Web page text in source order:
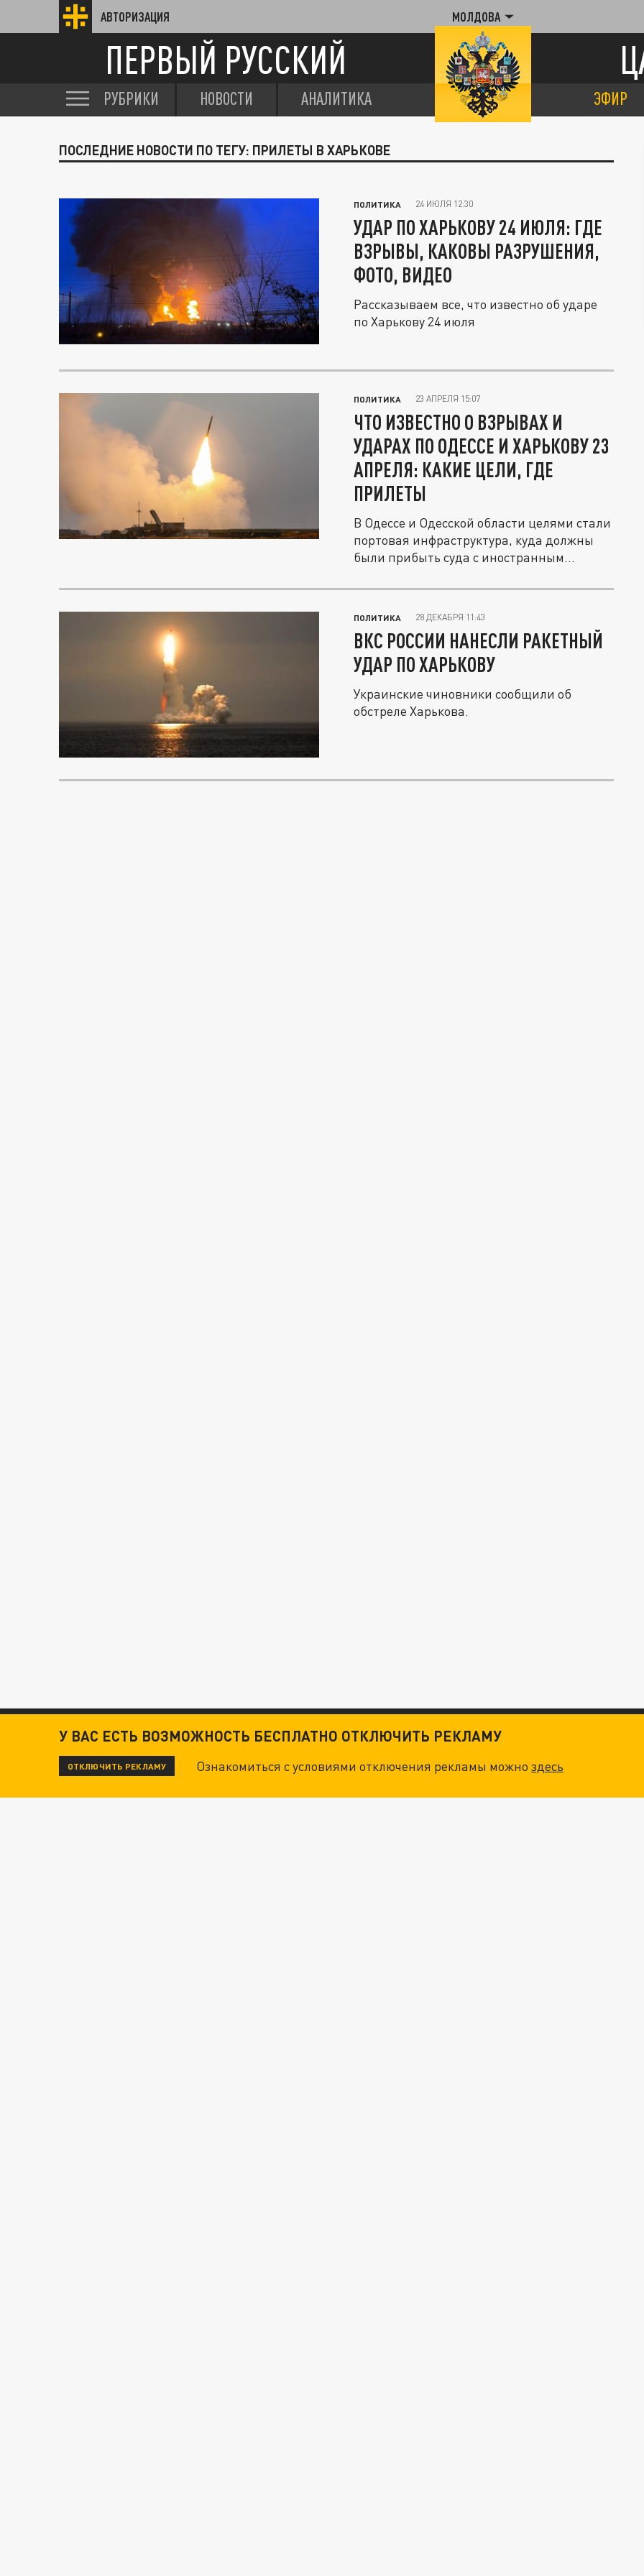
АВТОРИЗАЦИЯ МОЛДОВА
ПЕРВЫЙ РУССКИЙ
РУБРИКИ НОВОСТИ АНАЛИТИКА ЭФИР
ПОСЛЕДНИЕ НОВОСТИ ПО ТЕГУ: ПРИЛЕТЫ В ХАРЬКОВЕ
ПОЛИТИКА 24 ИЮЛЯ 12:30
УДАР ПО ХАРЬКОВУ 24 ИЮЛЯ: ГДЕ
ВЗРЫВЫ, КАКОВЫ РАЗРУШЕНИЯ,
ФОТО, ВИДЕО
Рассказываем все, что известно об ударе
по Харькову 24 июля
ПОЛИТИКА 23 АПРЕЛЯ 15:07
ЧТО ИЗВЕСТНО О ВЗРЫВАХ И
УДАРАХ ПО ОДЕССЕ И ХАРЬКОВУ 23
АПРЕЛЯ: КАКИЕ ЦЕЛИ, ГДЕ
ПРИЛЕТЫ
В Одессе и Одесской области целями стали
портовая инфраструктура, куда должны
были прибыть суда с иностранным...
ПОЛИТИКА 28 ДЕКАБРЯ 11:43
ВКС РОССИИ НАНЕСЛИ РАКЕТНЫЙ
УДАР ПО ХАРЬКОВУ
Украинские чиновники сообщили об
обстреле Харькова.
У ВАС ЕСТЬ ВОЗМОЖНОСТЬ БЕСПЛАТНО ОТКЛЮЧИТЬ РЕКЛАМУ
ОТКЛЮЧИТЬ РЕКЛАМУ Ознакомиться с условиями отключения рекламы можноздесь